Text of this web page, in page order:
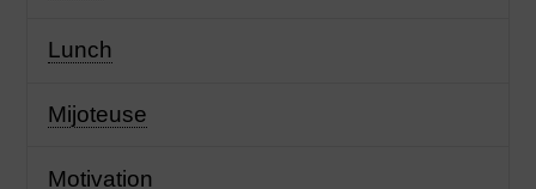
Lunch
Mijoteuse
Motivation